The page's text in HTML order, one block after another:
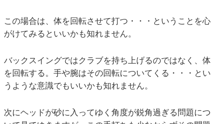
この場合は、体を回転させて打つ・・・ということを心
がけてみるといいかも知れません。
バックスイングではクラブを持ち上げるのではなく、体
を回転する。手や腕はその回転についてくる・・・とい
うような意識でもいいかも知れません。
次にヘッドが砂に入ってゆく角度が鋭角過ぎる問題につ